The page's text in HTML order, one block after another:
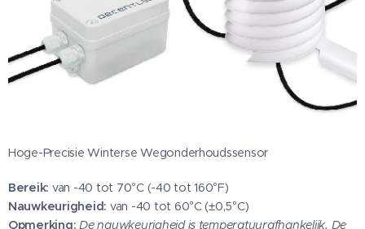
Hoge-Precisie Winterse Wegonderhoudssensor
Bereik: van -40 tot 70°C (-40 tot 160°F)
Nauwkeurigheid: van -40 tot 60°C (±0,5°C)
Opmerking: De nauwkeurigheid is temperatuurafhankelijk. De